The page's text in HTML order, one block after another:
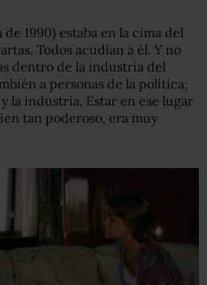
1990) estaba en la cima del
Todos acudían a él. Y no
dentro de la industria del
a personas de la política,
la industria. Estar en ese lugar
tan poderoso, era muy